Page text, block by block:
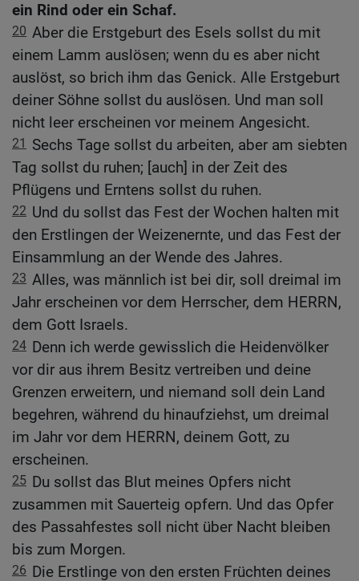
ein Rind oder ein Schaf.
20 Aber die Erstgeburt des Esels sollst du mit
einem Lamm auslösen; wenn du es aber nicht
auslöst, so brich ihm das Genick. Alle Erstgeburt
deiner Söhne sollst du auslösen. Und man soll
nicht leer erscheinen vor meinem Angesicht.
21
Sechs Tage sollst du arbeiten, aber am siebten
Tag sollst du ruhen; [auch] in der Zeit des
Pflügens und Erntens sollst du ruhen.
22 Und du sollst das Fest der Wochen halten mit
den Erstlingen der Weizenernte, und das Fest der
Einsammlung an der Wende des Jahres.
23 Alles, was männlich ist bei dir, soll dreimal im
Jahr erscheinen vor dem Herrscher, dem HERRN,
dem Gott Israels.
24 Denn ich werde gewisslich die Heidenvölker
vor dir aus ihrem Besitz vertreiben und deine
Grenzen erweitern, und niemand soll dein Land
begehren, während du hinaufziehst, um dreimal
im Jahr vor dem HERRN, deinem Gott, zu
erscheinen.
25 Du sollst das Blut meines Opfers nicht
zusammen mit Sauerteig opfern. Und das Opfer
des Passahfestes soll nicht über Nacht bleiben
bis zum Morgen.
26 Die Erstlinge von den ersten Früchten deines